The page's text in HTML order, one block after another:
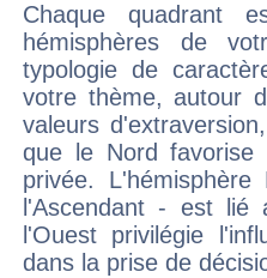
Chaque quadrant
hémisphères de
typologie de
votre thème, autour
valeurs
que le Nord favorise
privée.
l'Ascendant - est
l'Ouest privilégie
dans la prise de